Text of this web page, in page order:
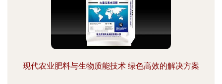
现代农业肥料与生物质能技术 绿色高效的解决方案